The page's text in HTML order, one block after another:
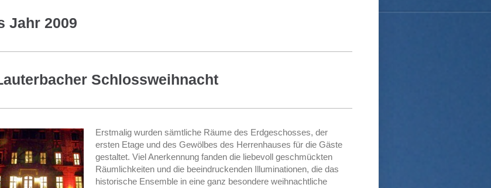
Jahr 2009
Schlossweihnacht
Erstmalig wurden sämtliche Räume des Erdgeschosses, der
ersten Etage und des Gewölbes des Herrenhauses für die Gäste
gestaltet. Viel Anerkennung fanden die liebevoll geschmückten
Räumlichkeiten und die beeindruckenden Illuminationen, die das
historische Ensemble in eine ganz besondere weihnachtliche